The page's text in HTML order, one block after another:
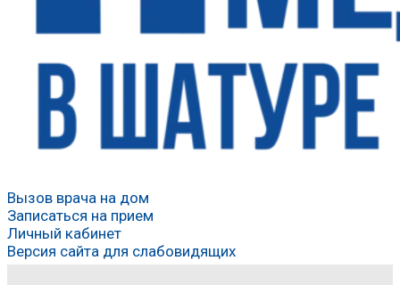
Вызов врача на дом
Записаться на прием
Личный кабинет
Версия сайта для слабовидящих